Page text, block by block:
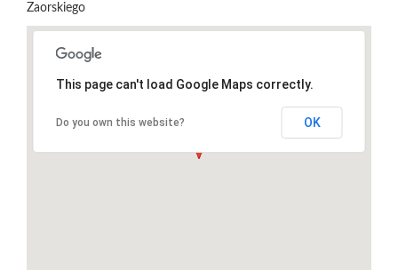
Zaorskiego
This page can't load Google Maps correctly.
Do you own this website? OK